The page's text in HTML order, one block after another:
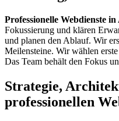
Professionelle Webdienste in
Fokussierung und klären
und planen den Ablauf. Wir
Meilensteine. Wir wählen
Das Team behält den Fokus
Strategie,
professionellen